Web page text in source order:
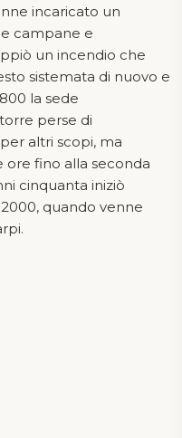
incaricato un
campane e
un incendio che
sistemata di nuovo e
la sede
perse di
altri scopi, ma
ore fino alla seconda
cinquanta iniziò
quando venne